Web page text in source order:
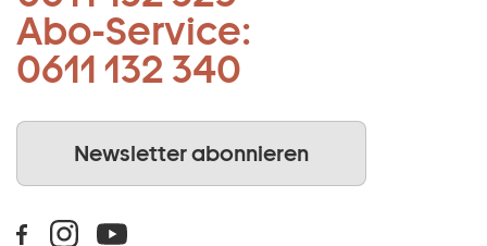
Abo-Service:
0611 132 340
Newsletter abonnieren